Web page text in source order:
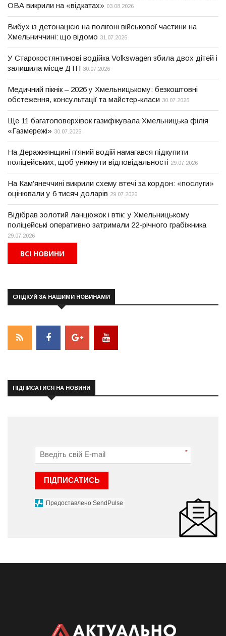
ОВА викрили на «відкатах» 03.08.2026
Вибух із детонацією на полігоні військової частини на
Хмельниччині: що відомо 31.07.2026
У Старокостянтинові водійка Volkswagen збила двох дітей і
залишила місце ДТП 30.07.2026
Медичний пікнік – 2026 у Хмельницькому: безкоштовні
обстеження, консультації та майстер-класи 30.07.2026
Ще 11 багатоповерхівок газифікувала Хмельницька філія
«Газмережі» 30.07.2026
На Деражнянщині п'яний водій намагався підкупити
поліцейських, щоб уникнути відповідальності 29.07.2026
На Кам'янеччині викрили схему втечі за кордон: «послуги»
оцінювали у 6 тисяч доларів 29.07.2026
Відібрав золотий ланцюжок і втік: у Хмельницькому
поліцейські оперативно затримали 22-річного грабіжника
29.07.2026
ВСІ НОВИНИ
СЛІДКУЙ ЗА НАШИМИ НОВИНАМИ
ПІДПИСАТИСЯ НА НОВИНИ
*
ПІДПИСАТИСЬ
Предоставлено SendPulse